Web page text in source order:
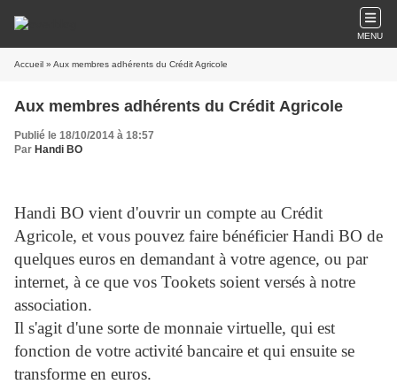
MENU
Accueil » Aux membres adhérents du Crédit Agricole
Aux membres adhérents du Crédit Agricole
Publié le 18/10/2014 à 18:57
Par Handi BO
Handi BO vient d'ouvrir un compte au Crédit
Agricole, et vous pouvez faire bénéficier Handi BO de
quelques euros en demandant à votre agence, ou par
internet, à ce que vos Tookets soient versés à notre
association.
Il s'agit d'une sorte de monnaie virtuelle, qui est
fonction de votre activité bancaire et qui ensuite se
transforme en euros.